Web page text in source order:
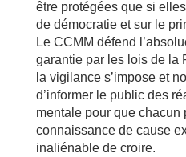
être protégées que si
de démocratie et sur le
Le CCMM défend
garantie par les lois de la
la vigilance s’impose et
d’informer le public des
mentale pour que chacun
connaissance de cause
inaliénable de croire.